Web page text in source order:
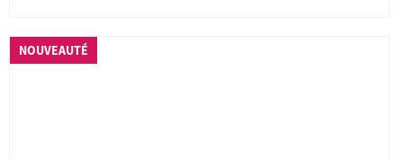
NOUVEAUTÉ